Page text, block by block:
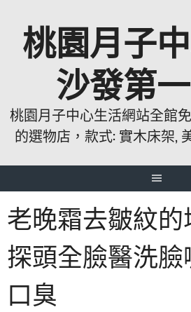
桃園月子
沙發第
桃園月子中心生活網站全館
的選物店，款式: 實木床架,
老晚霜去皺紋
探頭全臉醫洗
口臭